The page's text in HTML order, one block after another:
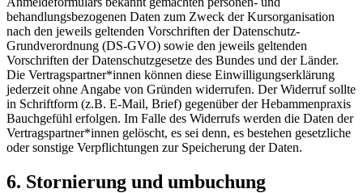
behandlungsbezogenen Daten zum Zweck der Kursorganisation
nach den jeweils geltenden Vorschriften der Datenschutz-
Grundverordnung (DS-GVO) sowie den jeweils geltenden
Vorschriften der Datenschutzgesetze des Bundes und der Länder.
Die Vertragspartner*innen können diese Einwilligungserklärung
jederzeit ohne Angabe von Gründen widerrufen. Der Widerruf sollte
in Schriftform (z.B. E-Mail, Brief) gegenüber der Hebammenpraxis
Bauchgefühl erfolgen. Im Falle des Widerrufs werden die Daten der
Vertragspartner*innen gelöscht, es sei denn, es bestehen gesetzliche
oder sonstige Verpflichtungen zur Speicherung der Daten.
6. Stornierung und umbuchung